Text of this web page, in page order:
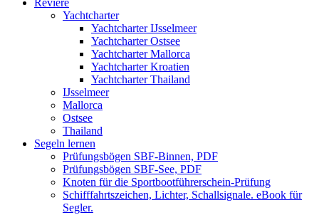
Reviere
Yachtcharter
Yachtcharter IJsselmeer
Yachtcharter Ostsee
Yachtcharter Mallorca
Yachtcharter Kroatien
Yachtcharter Thailand
IJsselmeer
Mallorca
Ostsee
Thailand
Segeln lernen
Prüfungsbögen SBF-Binnen, PDF
Prüfungsbögen SBF-See, PDF
Knoten für die Sportbootführerschein-Prüfung
Schifffahrtszeichen, Lichter, Schallsignale. eBook für
Segler.